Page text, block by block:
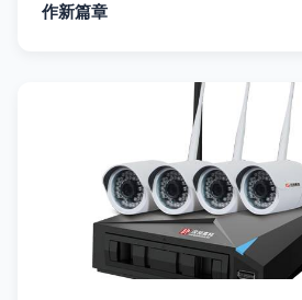
作新篇章